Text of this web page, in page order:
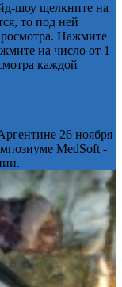
шоу щелкните на
то под ней
Нажмите
на число от 1
каждой
26 ноября
MedSoft -